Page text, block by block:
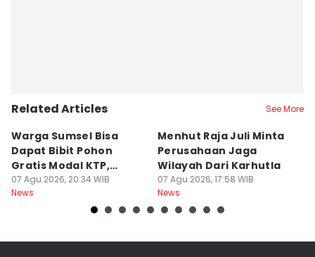
Related Articles See More
Warga Sumsel Bisa
Dapat Bibit Pohon
Gratis Modal KTP,
Menhut Beberkan
Caranya
07 Agu 2026, 20:34 WIB
News
Menhut Raja Juli Minta
Perusahaan Jaga
Wilayah Dari Karhutla
07 Agu 2026, 17:58 WIB
News